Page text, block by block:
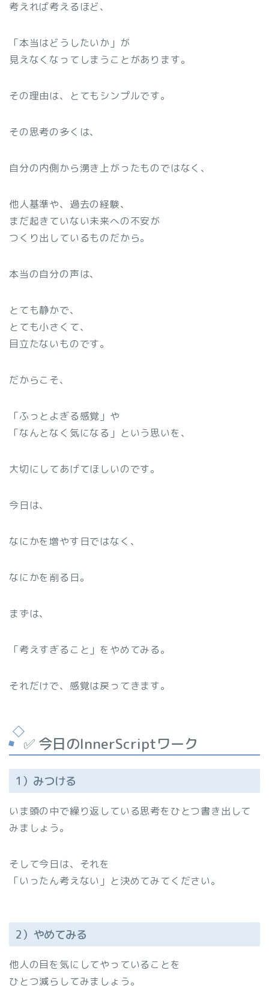
考えれば考えるほど、
「本当はどうしたいか」が
見えなくなってしまうことがあります。
その理由は、とてもシンプルです。
その思考の多くは、
自分の内側から湧き上がったものではなく、
他人基準や、過去の経験、
まだ起きていない未来への不安が
つくり出しているものだから。
本当の自分の声は、
とても静かで、
とても小さくて、
目立たないものです。
だからこそ、
「ふっとよぎる感覚」や
「なんとなく気になる」という思いを、
大切にしてあげてほしいのです。
今日は、
なにかを増やす日ではなく、
なにかを削る日。
まずは、
「考えすぎること」をやめてみる。
それだけで、感覚は戻ってきます。
✅ 今日のInnerScriptワーク
1）みつける
いま頭の中で繰り返している思考をひとつ書き出して
みましょう。
そして今日は、それを
「いったん考えない」と決めてみてください。
2）やめてみる
他人の目を気にしてやっていることを
ひとつ減らしてみましょう。